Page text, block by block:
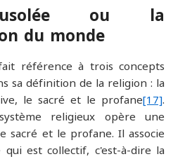
ou la
du monde
référence à trois concepts
sa définition de la religion : la
le sacré et le profane[17].
religieux opère une
sacré et le profane. Il associe
est collectif, c'est-à-dire la